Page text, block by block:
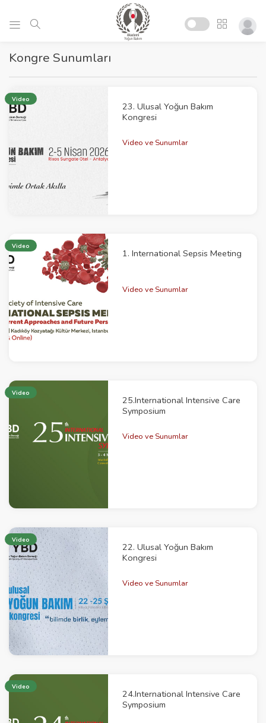
Kongre Sunumları
Video
23. Ulusal Yoğun Bakım
Kongresi
Video ve Sunumlar
Video
1. International Sepsis Meeting
Video ve Sunumlar
Video
25.International Intensive Care
Symposium
Video ve Sunumlar
Video
22. Ulusal Yoğun Bakım
Kongresi
Video ve Sunumlar
Video
24.International Intensive Care
Symposium